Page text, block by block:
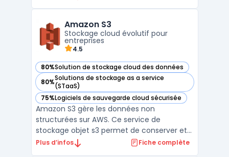
surtout présent en Asie mais continue de
gagner en popularité ...
Amazon S3
Stockage cloud évolutif pour
entreprises
4.5
80%Solution de stockage cloud des données
— voir Amazon S3 dans cette catégorie
80%Solutions de stockage as a service
(STaaS)
— voir Amazon S3 dans cette catégorie
75%Logiciels de sauvegarde cloud sécurisée
— voir Amazon S3 dans cette catégorie
Amazon S3 gère les données non
structurées sur AWS. Ce service de
stockage objet s3 permet de conserver et
récupérer tout volume de fichiers. Les
Plus d’infos Fiche complète